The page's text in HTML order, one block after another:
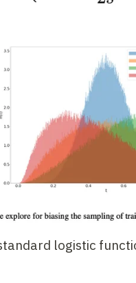
standard logistic